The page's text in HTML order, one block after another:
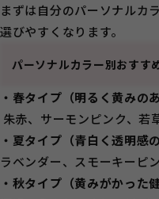
まずは自分のパーソナルカ
選びやすくなります。
パーソナルカラー別おすす
・春タイプ（明るく黄みのあ
朱赤、サーモンピンク、若
・夏タイプ（青白く透明感
ラベンダー、スモーキーピ
・秋タイプ（黄みがかった